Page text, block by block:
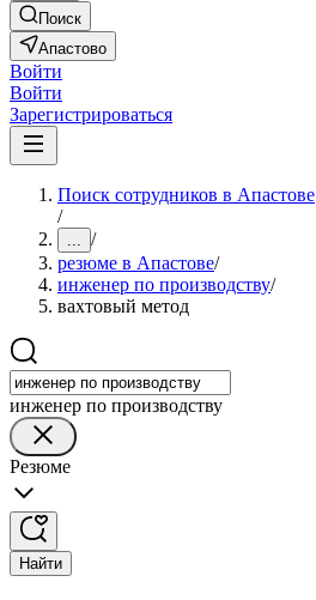
Поиск
Апастово
Войти
Войти
Зарегистрироваться
Поиск сотрудников в Апастове
/
... /
резюме в Апастове/
инженер по производству/
вахтовый метод
инженер по производству
Резюме
Найти